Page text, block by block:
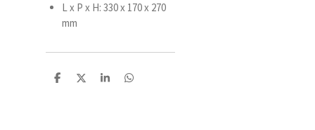
L x P x H: 330 x 170 x 270
mm
P
P
P
P